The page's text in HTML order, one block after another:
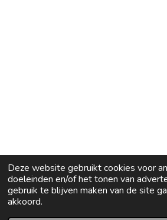
Deze website gebruikt cookies voor
doeleinden en/of het tonen van
gebruik te blijven maken van de site
akkoord.